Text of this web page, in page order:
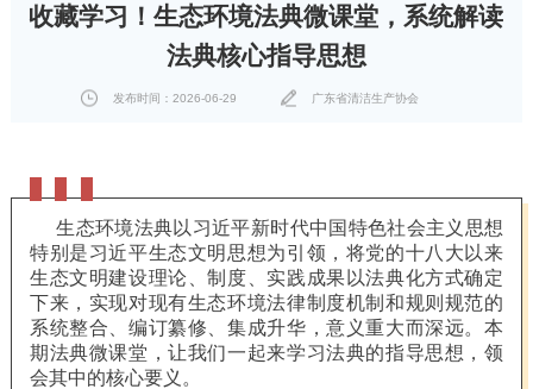
收藏学习！生态环境法典微课堂，系统解读
法典核心指导思想
发布时间：2026-06-29 广东省清洁生产协会
生态环境法典以习近平新时代中国特色社会主义思想
特别是习近平生态文明思想为引领，将党的十八大以来
生态文明建设理论、制度、实践成果以法典化方式确定
下来，实现对现有生态环境法律制度机制和规则规范的
系统整合、编订纂修、集成升华，意义重大而深远。本
期法典微课堂，让我们一起来学习法典的指导思想，领
会其中的核心要义。